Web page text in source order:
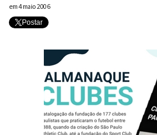
em4 maio 2006
Postar